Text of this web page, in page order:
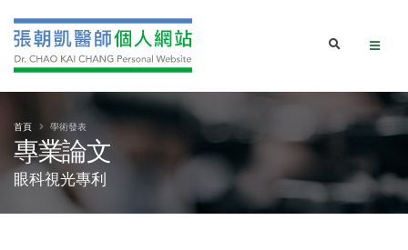
專業論文
眼科視光專利
首頁 學術發表